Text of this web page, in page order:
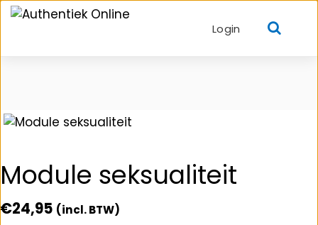
Login
Module seksualiteit
€24,95 (incl. BTW)